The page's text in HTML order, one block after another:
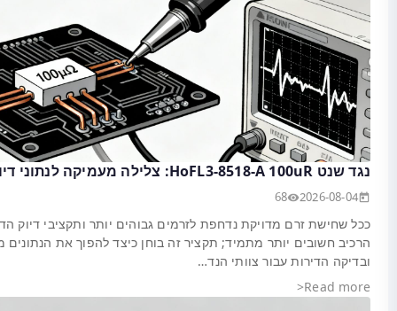
יותר, המדדים ברמת
הנתונים להחלטות תכנון